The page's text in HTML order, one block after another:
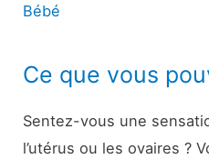
Bébé
Ce que vous
Sentez-vous une
l’utérus ou les ovaires ?